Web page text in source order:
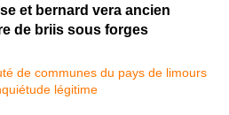
et bernard vera ancien
de briis sous forges